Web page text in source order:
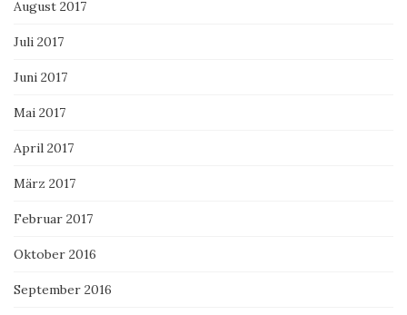
August 2017
Juli 2017
Juni 2017
Mai 2017
April 2017
März 2017
Februar 2017
Oktober 2016
September 2016